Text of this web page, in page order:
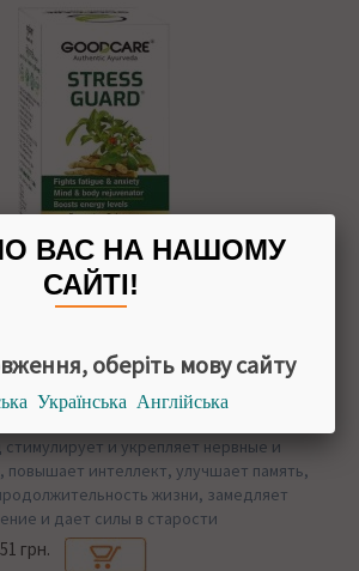
Артикул: 699
стимулирует и укрепляет нервные и
повышает интеллект, улучшает память,
жизни, замедляет
и дает силы в старости
грн.
ВАС НА НАШОМУ
САЙТІ!
оберіть мову сайту
Українська Англійська